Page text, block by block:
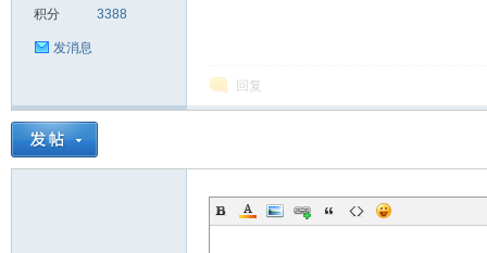
积分 3388
发消息
回复